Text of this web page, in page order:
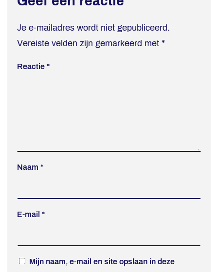
Je e-mailadres wordt niet gepubliceerd.
Vereiste velden zijn gemarkeerd met *
Reactie *
Naam *
E-mail *
Mijn naam, e-mail en site opslaan in deze